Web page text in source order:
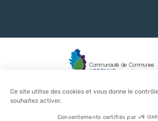
Mentions légales - Politique de confidentialité
Plan du site - Éditer mes cookies
règles
Ce site utilise des cookies et vous donne le
souhaitez activer.
Consentements certifiés par